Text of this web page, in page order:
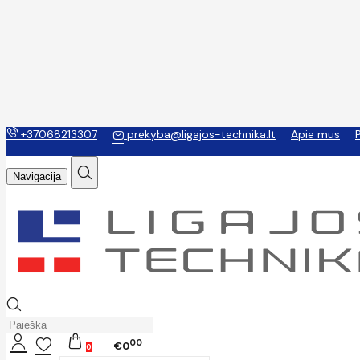
+37068213307 prekyba@ligajos-technika.lt Apie mus
Navigacija
0 €000